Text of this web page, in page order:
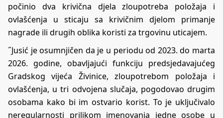
počinio dva krivična djela zloupotreba položaja i
ovlašćenja u sticaju sa krivičnim djelom primanje
nagrade ili drugih oblika koristi za trgovinu uticajem.
˝Jusić je osumnjičen da je u periodu od 2023. do marta
2026. godine, obavljajući funkciju predsjedavajućeg
Gradskog vijeća Živinice, zloupotrebom položaja i
ovlašćenja, u tri odvojena slučaja, pogodovao drugim
osobama kako bi im ostvario korist. To je uključivalo
neregularnosti prilikom imenovanja jedne osobe u